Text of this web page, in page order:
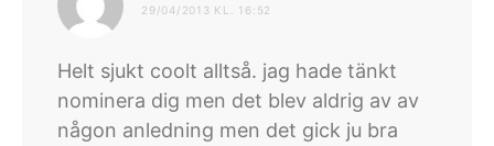
29/04/2013 KL. 16:52
Helt sjukt coolt alltså. jag hade tänkt
nominera dig men det blev aldrig av av
någon anledning men det gick ju bra